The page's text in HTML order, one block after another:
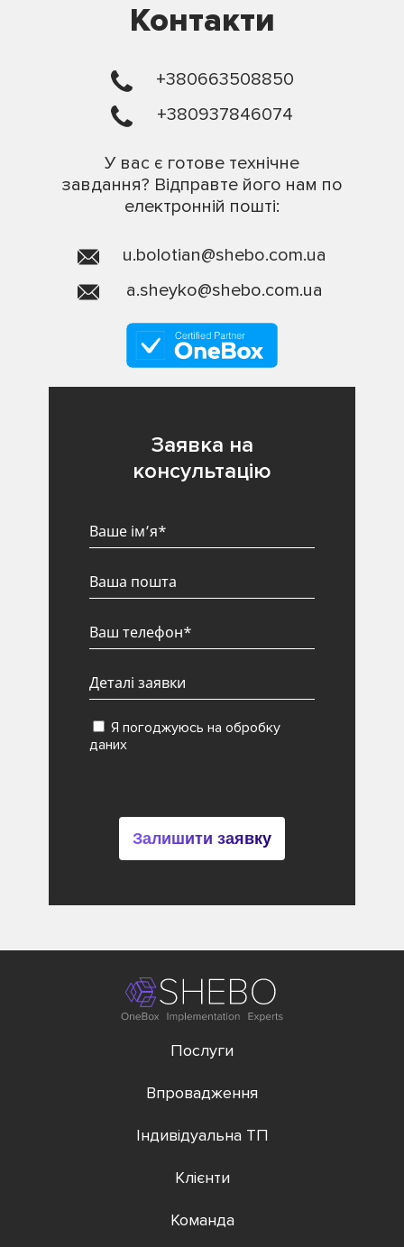
Контакти
+380663508850
+380937846074
У вас є готове технічне
завдання? Відправте його нам по
електронній пошті:
u.bolotian@shebo.com.ua
a.sheyko@shebo.com.ua
Заявка на
консультацію
Я погоджуюсь на обробку
даних
Залишити заявку
Послуги
Впровадження
Індивідуальна ТП
Клієнти
Команда